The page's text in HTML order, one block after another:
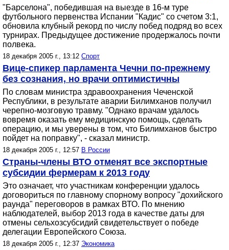
"Барселона", победившая на выезде в 16-м туре
футбольного первенства Испании "Кадис" со счетом 3:1,
обновила клубный рекорд по числу побед подряд во всех
турнирах. Предыдущее достижение продержалось почти
полвека.
18 декабря 2005 г., 13:12 Спорт
Вице-спикер парламента Чечни по-прежнему
без сознания, но врачи оптимистичны
По словам министра здравоохранения Чеченской
Республики, в результате аварии Билимханов получил
черепно-мозговую травму. "Однако врачам удалось
вовремя оказать ему медицинскую помощь, сделать
операцию, и мы уверены в том, что Билимханов быстро
пойдет на поправку", - сказал министр.
18 декабря 2005 г., 12:57 В России
Страны-члены ВТО отменят все экспортные
субсидии фермерам к 2013 году
Это означает, что участникам конференции удалось
договориться по главному спорному вопросу "дохийского
раунда" переговоров в рамках ВТО. По мнению
наблюдателей, выбор 2013 года в качестве даты для
отмены сельхозсубсидий свидетельствует о победе
делегации Европейского Союза.
18 декабря 2005 г., 12:37 Экономика